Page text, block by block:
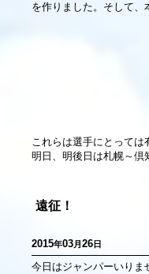
を作りました。そして、
これらは選手にとっては
明日、明後日は札幌～倶
遠征！
2015年03月26日
今日はジャンパーいりま